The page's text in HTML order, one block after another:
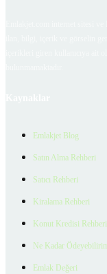
Emlakjet Blog
Satın Alma Rehberi
Satıcı Rehberi
Kiralama Rehberi
Konut Kredisi Rehberi
Ne Kadar
Emlak Değeri